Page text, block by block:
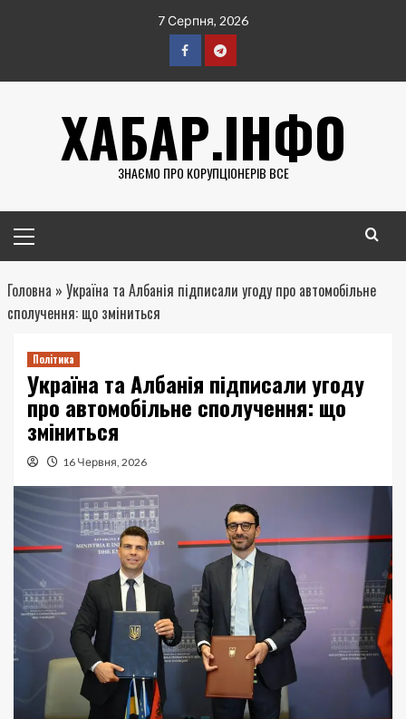
7 Серпня, 2026
FacebookTelegram
ХАБАР.ІНФО
ЗНАЄМО ПРО КОРУПЦІОНЕРІВ ВСЕ
меню
Головна » Україна та Албанія підписали угоду про автомобільне
сполучення: що зміниться
Політика
Україна та Албанія підписали угоду
про автомобільне сполучення: що
зміниться
16 Червня, 2026